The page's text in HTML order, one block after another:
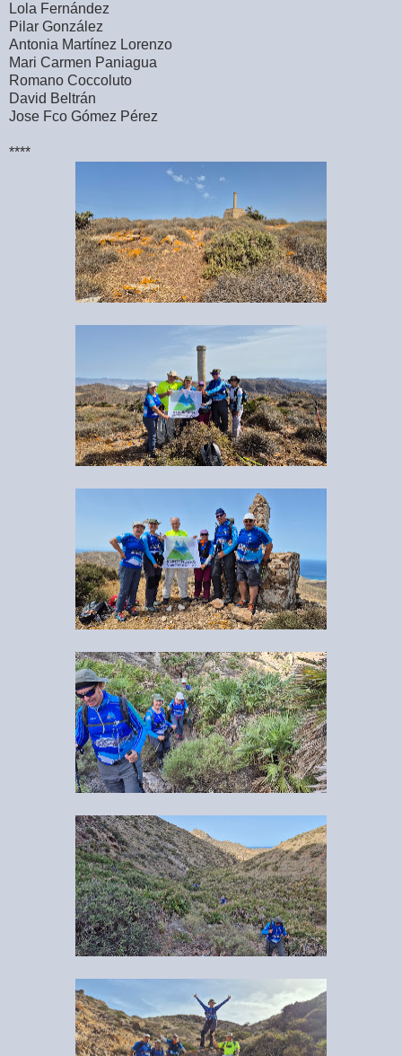
Lola Fernández
Pilar González
Antonia Martínez Lorenzo
Mari Carmen Paniagua
Romano Coccoluto
David Beltrán
Jose Fco Gómez Pérez
****